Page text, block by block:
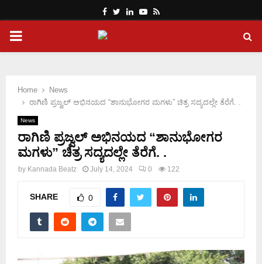
Facebook
Twitter
LinkedinYoutube
Rss
PRIMARY
Home
News
ರಾಗಿಣಿ ಪ್ರಜ್ವಲ್ ಅಭಿನಯದ “ಶಾನುಭೋಗರ ಮಗಳು” ಚಿತ್ರ ಸದ್ಯದಲ್ಲೇ ತೆರೆಗೆ. .
News
ರಾಗಿಣಿ ಪ್ರಜ್ವಲ್ ಅಭಿನಯದ “ಶಾನುಭೋಗರ
ಮಗಳು” ಚಿತ್ರ ಸದ್ಯದಲ್ಲೇ ತೆರೆಗೆ. .
by Kannada Beatz July 14, 2024 0 122
SHARE 0